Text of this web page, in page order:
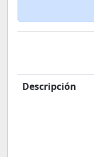
Descripción